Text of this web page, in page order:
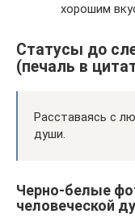
хорошим
Статусы до
(печаль в
Расставаясь с
души.
Черно-белые
человеческой